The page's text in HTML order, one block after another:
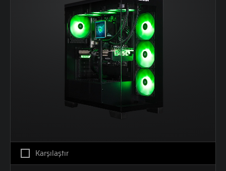
Karşılaştır